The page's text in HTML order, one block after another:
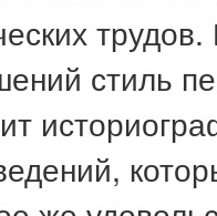
стиль